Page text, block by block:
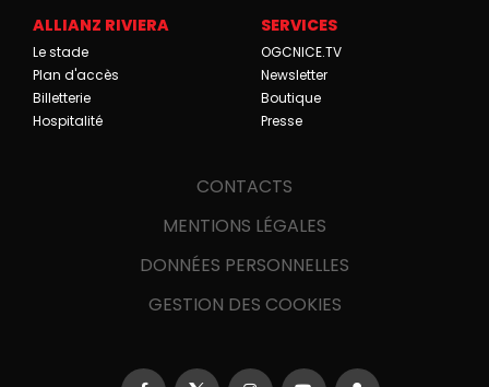
ALLIANZ RIVIERA
Le stade
Plan d'accès
Billetterie
Hospitalité
SERVICES
OGCNICE.TV
Newsletter
Boutique
Presse
CONTACTS
MENTIONS LÉGALES
DONNÉES PERSONNELLES
GESTION DES COOKIES